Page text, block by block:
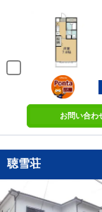
ポンタ
部屋
お問い合わ
聴雪荘